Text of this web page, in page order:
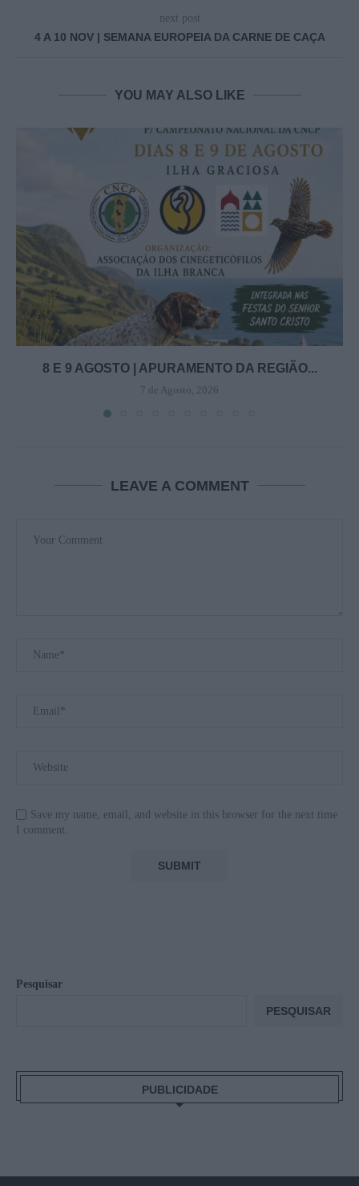
next post
4 A 10 NOV | SEMANA EUROPEIA DA CARNE DE CAÇA
YOU MAY ALSO LIKE
8 E 9 AGOSTO | APURAMENTO DA REGIÃO...
7 de Agosto, 2026
LEAVE A COMMENT
Save my name, email, and website in this browser for the next time
I comment.
Pesquisar
PESQUISAR
PUBLICIDADE